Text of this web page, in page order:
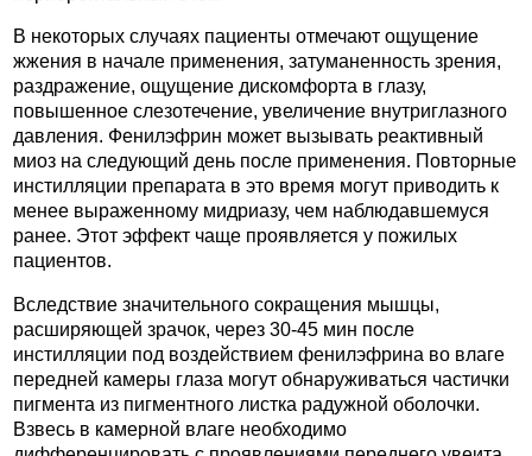
В некоторых случаях пациенты отмечают ощущение
жжения в начале применения, затуманенность зрения,
раздражение, ощущение дискомфорта в глазу,
повышенное слезотечение, увеличение внутриглазного
давления. Фенилэфрин может вызывать реактивный
миоз на следующий день после применения. Повторные
инстилляции препарата в это время могут приводить к
менее выраженному мидриазу, чем наблюдавшемуся
ранее. Этот эффект чаще проявляется у пожилых
пациентов.
Вследствие значительного сокращения мышцы,
расширяющей зрачок, через 30-45 мин после
инстилляции под воздействием фенилэфрина во влаге
передней камеры глаза могут обнаруживаться частички
пигмента из пигментного листка радужной оболочки.
Взвесь в камерной влаге необходимо